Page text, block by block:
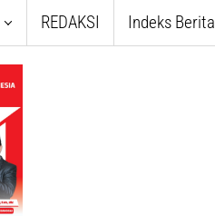
REDAKSI Indeks Berita